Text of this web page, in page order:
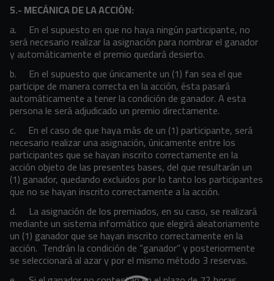
5.- MECÁNICA DE LA ACCIÓN:
a. En el supuesto en que no haya ningún participante, no
será necesario realizar la asignación para nombrar el ganador
y automáticamente el premio quedará desierto.
b. En el supuesto que únicamente un (1) fan sea el que
participe de manera correcta en la acción, ésta pasará
automáticamente a tener la condición de ganador. A esta
persona le será adjudicado un premio directamente.
c. En el caso de que haya más de un (1) participante, será
necesario realizar una asignación, únicamente entre los
participantes que se hayan inscrito correctamente en la
acción objeto de las presentes bases, del que resultarán un
(1) ganador, quedando excluidos por lo tanto los participantes
que no se hayan inscrito correctamente a la acción.
d. La asignación de los premiados, en su caso, se realizará
mediante un sistema informático que elegirá aleatoriamente
un (1) ganador que se hayan inscrito correctamente en la
acción. Tendrán la condición de “ganador” y posteriormente
se seleccionará al azar y por el mismo método 3 reservas.